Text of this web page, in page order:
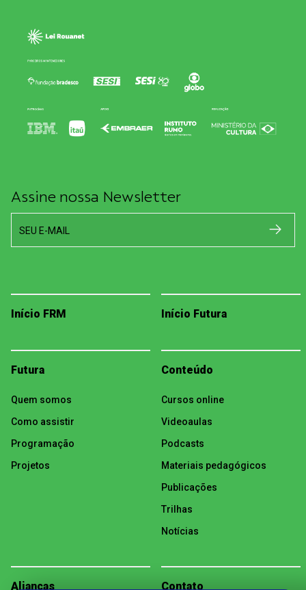
Assine nossa Newsletter
SEU E-MAIL
Início FRM Início Futura
Futura
Quem somos
Como assistir
Programação
Projetos
Conteúdo
Cursos online
Videoaulas
Podcasts
Materiais pedagógicos
Publicações
Trilhas
Notícias
Alianças Contato